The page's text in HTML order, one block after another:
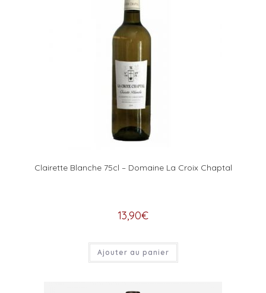
Clairette Blanche 75cl – Domaine La Croix Chaptal
13,90€
Ajouter au panier